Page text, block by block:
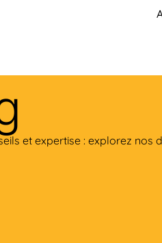
et expertise : explorez nos